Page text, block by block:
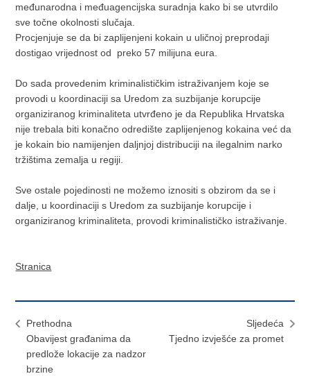
međunarodna i međuagencijska suradnja kako bi se utvrdilo
sve točne okolnosti slučaja.
Procjenjuje se da bi zaplijenjeni kokain u uličnoj preprodaji
dostigao vrijednost od preko 57 milijuna eura.
Do sada provedenim kriminalističkim istraživanjem koje se
provodi u koordinaciji sa Uredom za suzbijanje korupcije
organiziranog kriminaliteta utvrđeno je da Republika Hrvatska
nije trebala biti konačno odredište zaplijenjenog kokaina već da
je kokain bio namijenjen daljnjoj distribuciji na ilegalnim narko
tržištima zemalja u regiji.
Sve ostale pojedinosti ne možemo iznositi s obzirom da se i
dalje, u koordinaciji s Uredom za suzbijanje korupcije i
organiziranog kriminaliteta, provodi kriminalističko istraživanje.
Stranica
Prethodna
Obavijest građanima da
predlože lokacije za nadzor
brzine
Sljedeća
Tjedno izvješće za promet